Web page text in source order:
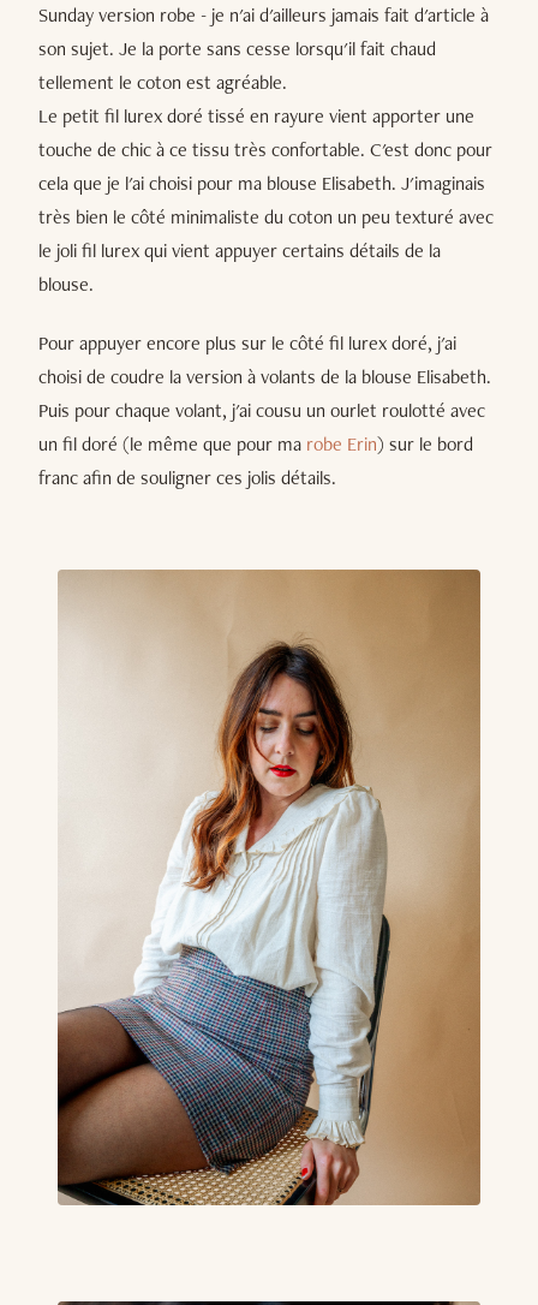
Sunday version robe - je n'ai d'ailleurs jamais fait d'article à
son sujet. Je la porte sans cesse lorsqu'il fait chaud
tellement le coton est agréable.
Le petit fil lurex doré tissé en rayure vient apporter une
touche de chic à ce tissu très confortable. C'est donc pour
cela que je l'ai choisi pour ma blouse Elisabeth. J'imaginais
très bien le côté minimaliste du coton un peu texturé avec
le joli fil lurex qui vient appuyer certains détails de la
blouse.
Pour appuyer encore plus sur le côté fil lurex doré, j'ai
choisi de coudre la version à volants de la blouse Elisabeth.
Puis pour chaque volant, j'ai cousu un ourlet roulotté avec
un fil doré (le même que pour ma robe Erin) sur le bord
franc afin de souligner ces jolis détails.